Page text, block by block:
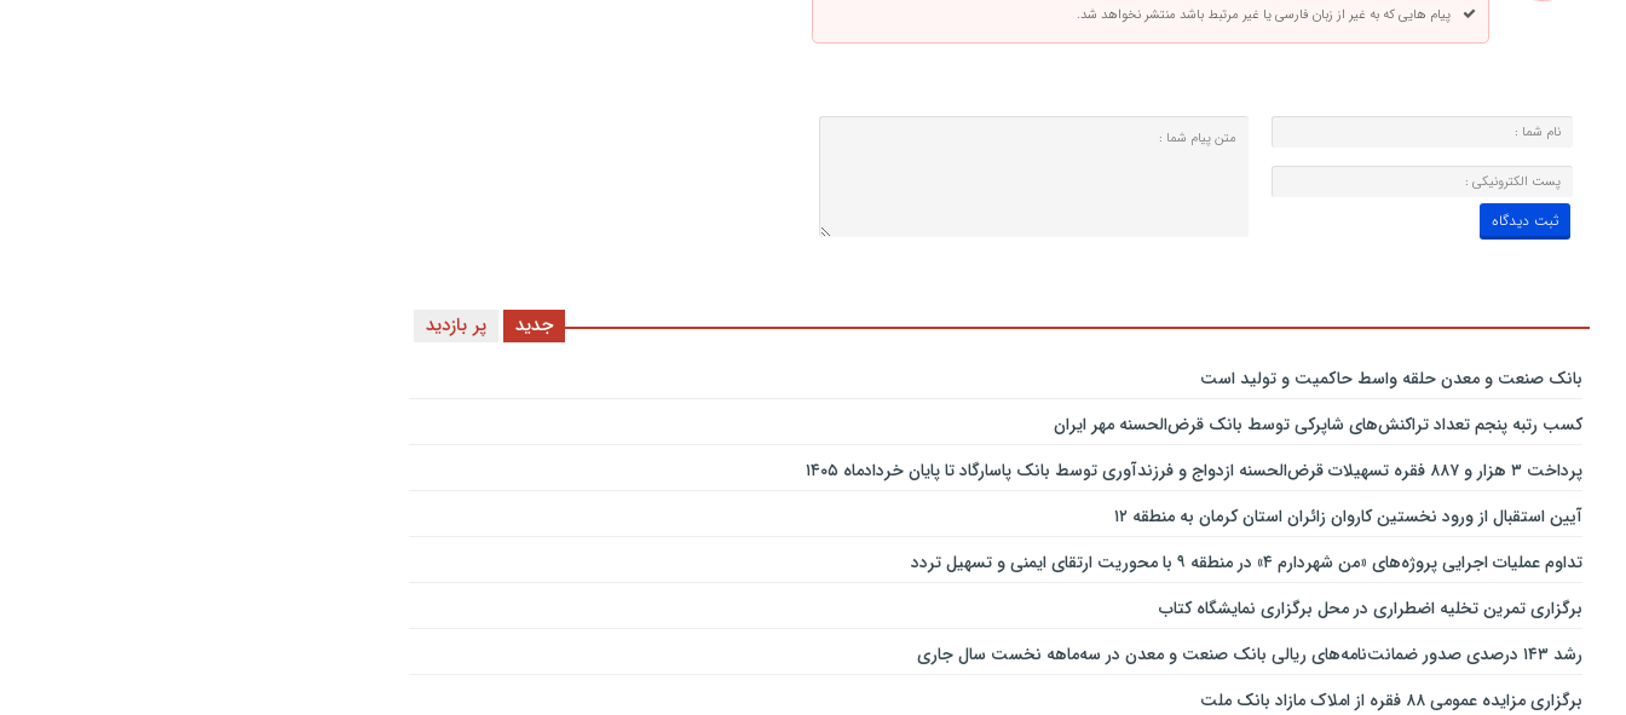
پیام هایی که به غیر از زبان فارسی یا غیر مرتبط باشد منتشر نخواهد شد.
پر بازدید جدید
بانك صنعت و معدن حلقه واسط حاكمیت و تولید است
کسب رتبه پنجم تعداد تراکنش‌های شاپرکی توسط بانک قرض‌الحسنه مهر ایران
پرداخت ۳ هزار و ۸۸۷ فقره تسهیلات قرض‌الحسنه ازدواج و فرزندآوری توسط بانک پاسارگاد تا پایان خردادماه ۱۴۰۵
آیین استقبال از ورود نخستین کاروان زائران استان کرمان به منطقه ۱۲
تداوم عملیات اجرایی پروژه‌های «من شهردارم ۴» در منطقه ۹ با محوریت ارتقای ایمنی و تسهیل تردد
برگزاری تمرین تخلیه اضطراری در محل برگزاری نمایشگاه کتاب
رشد ۱۴۳ درصدی صدور ضمانت‌نامه‌های ریالی بانک صنعت و معدن در سه‌ماهه نخست سال جاری
برگزاری مزایده عمومی ۸۸ فقره از املاک مازاد بانک ملت